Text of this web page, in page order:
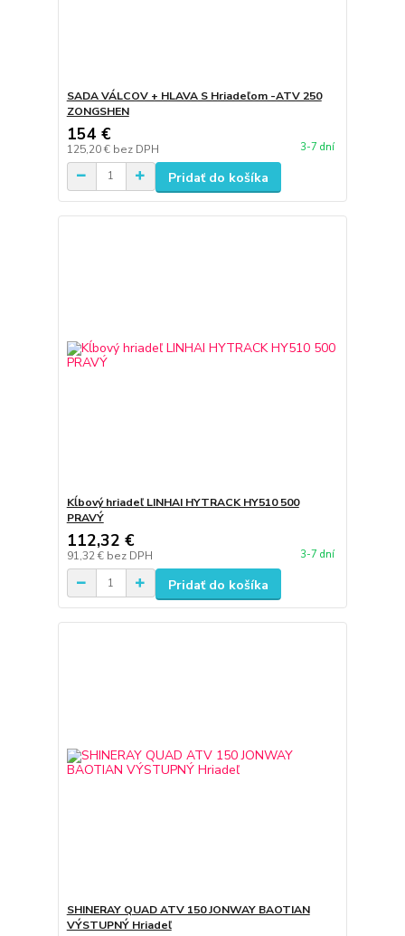
SADA VÁLCOV + HLAVA S Hriadeľom -ATV 250
ZONGSHEN
154 €
125,20 € bez DPH 3-7 dní
Pridať do košíka
Kĺbový hriadeľ LINHAI HYTRACK HY510 500
PRAVÝ
112,32 €
91,32 € bez DPH 3-7 dní
Pridať do košíka
SHINERAY QUAD ATV 150 JONWAY BAOTIAN
VÝSTUPNÝ Hriadeľ